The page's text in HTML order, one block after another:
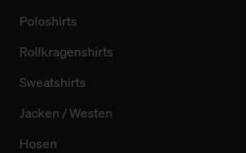
Poloshirts
Rollkragenshirts
Sweatshirts
Jacken / Westen
Hosen